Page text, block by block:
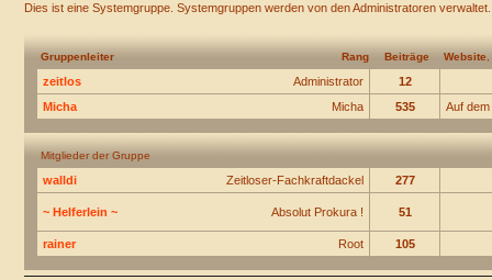
Dies ist eine Systemgruppe. Systemgruppen werden von den Administratoren verwaltet.
Rang
Gruppenleiter Beiträge Website
Administrator
zeitlos
12
Micha
Micha 535 Auf
Mitglieder der Gruppe
Zeitloser-Fachkraftdackel
walldi 277
Absolut Prokura !
~ Helferlein ~ 51
Root
rainer 105